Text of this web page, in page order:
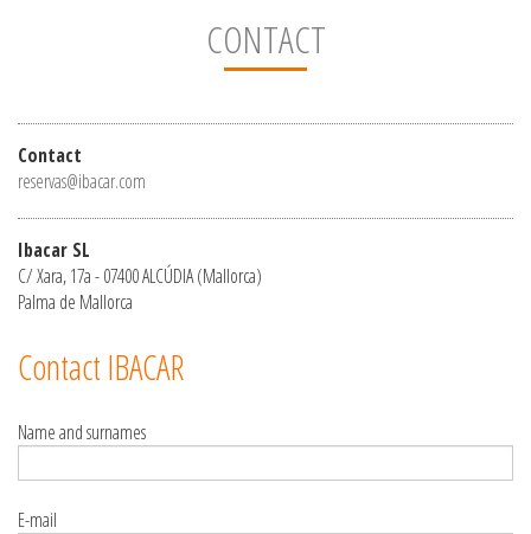
CONTACT
Contact
reservas@ibacar.com
Ibacar SL
C/ Xara, 17a - 07400 ALCÚDIA (Mallorca)
Palma de Mallorca
Contact IBACAR
Name and surnames
E-mail